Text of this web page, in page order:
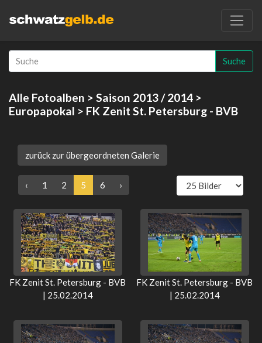
Suche
Alle Fotoalben > Saison 2013 / 2014 >
Europapokal > FK Zenit St. Petersburg - BVB
zurück zur übergeordneten Galerie
‹ 1 2 5 6 ›
FK Zenit St. Petersburg - BVB
| 25.02.2014
FK Zenit St. Petersburg - BVB
| 25.02.2014